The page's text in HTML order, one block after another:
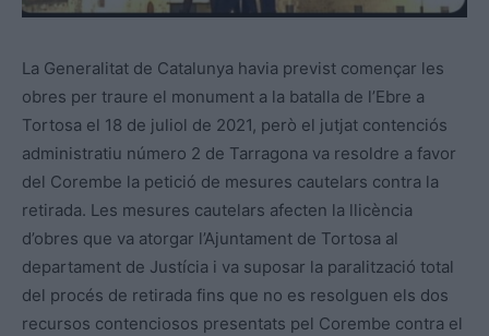
La Generalitat de Catalunya havia previst començar les
obres per traure el monument a la batalla de l’Ebre a
Tortosa el 18 de juliol de 2021, però el jutjat contenciós
administratiu número 2 de Tarragona va resoldre a favor
del Corembe la petició de mesures cautelars contra la
retirada. Les mesures cautelars afecten la llicència
d’obres que va atorgar l’Ajuntament de Tortosa al
departament de Justícia i va suposar la paralització total
del procés de retirada fins que no es resolguen els dos
recursos contenciosos presentats pel Corembe contra el